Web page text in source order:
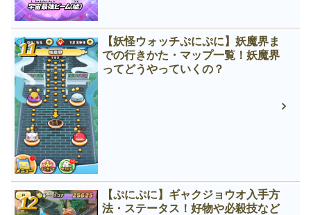
【妖怪ウォッチぷにぷに】妖魔界ま
での行きかた・マップ一覧！妖魔界
ってどうやっていくの？
【ぷにぷに】ギャクジョウオ入手方
法・ステータス！好物や必殺技など